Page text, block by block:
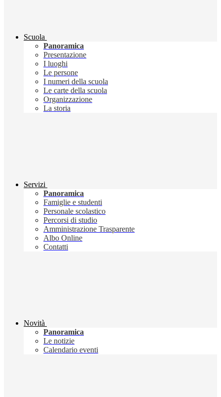
Scuola
Panoramica
Presentazione
I luoghi
Le persone
I numeri della scuola
Le carte della scuola
Organizzazione
La storia
Servizi
Panoramica
Famiglie e studenti
Personale scolastico
Percorsi di studio
Amministrazione Trasparente
Albo Online
Contatti
Novità
Panoramica
Le notizie
Calendario eventi